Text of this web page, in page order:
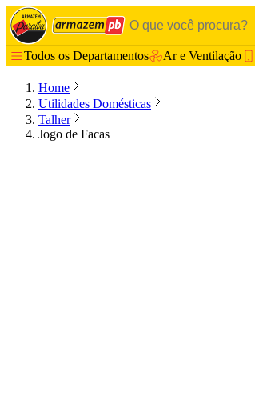
Todos os Departamentos Ar e Ventilação
Home
Utilidades Domésticas
Talher
Jogo de Facas